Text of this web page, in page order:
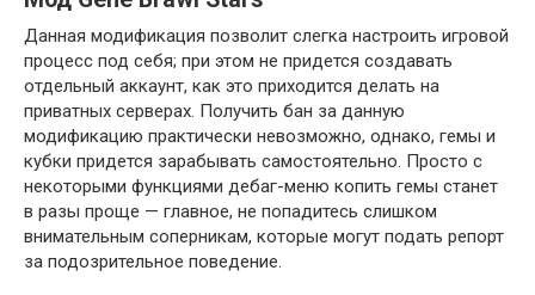
Данная модификация позволит слегка настроить игровой
процесс под себя; при этом не придется создавать
отдельный аккаунт, как это приходится делать на
приватных серверах. Получить бан за данную
модификацию практически невозможно, однако, гемы и
кубки придется зарабывать самостоятельно. Просто с
некоторыми функциями дебаг-меню копить гемы станет
в разы проще — главное, не попадитесь слишком
внимательным соперникам, которые могут подать репорт
за подозрительное поведение.